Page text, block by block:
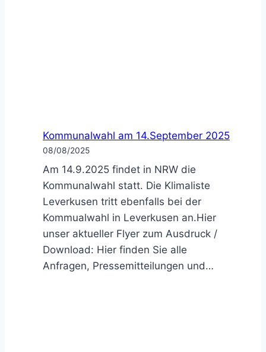
Kommunalwahl am 14.September 2025
08/08/2025
Am 14.9.2025 findet in NRW die
Kommunalwahl statt. Die Klimaliste
Leverkusen tritt ebenfalls bei der
Kommualwahl in Leverkusen an.Hier
unser aktueller Flyer zum Ausdruck /
Download: Hier finden Sie alle
Anfragen, Pressemitteilungen und…